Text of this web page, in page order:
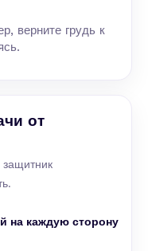
верните грудь к
от
защитник
на каждую сторону